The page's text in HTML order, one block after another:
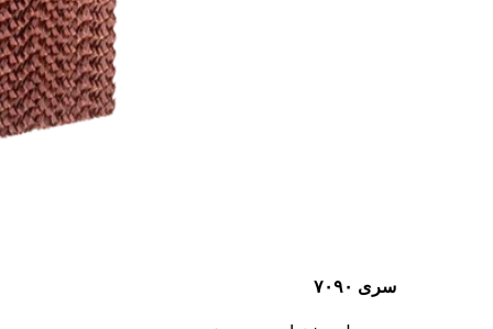
سری ۷۰۹۰